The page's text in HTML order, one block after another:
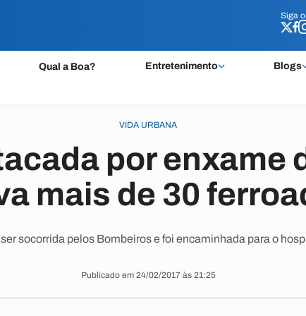
Siga o
Qual a Boa? Entretenimento Blogs
Siga o
VIDA URBANA
por enxame
mais de 30
socorrida pelos Bombeiros e foi encaminhada para o
Publicado em 24/02/2017 às 21:25